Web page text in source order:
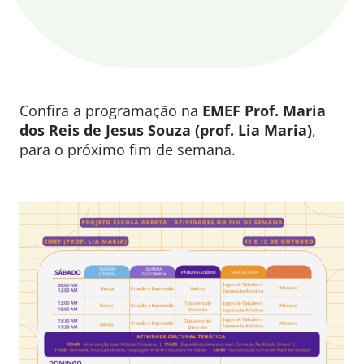
Confira a programação na EMEF Prof. Maria
dos Reis de Jesus Souza (prof. Lia Maria),
para o próximo fim de semana.